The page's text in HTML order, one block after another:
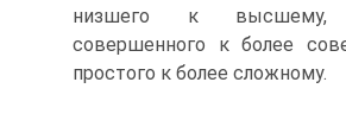
низшего к
совершенного к более
простого к более сложному.